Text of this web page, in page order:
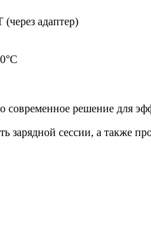
адаптер)
современное решение для
зарядной сессии, а также